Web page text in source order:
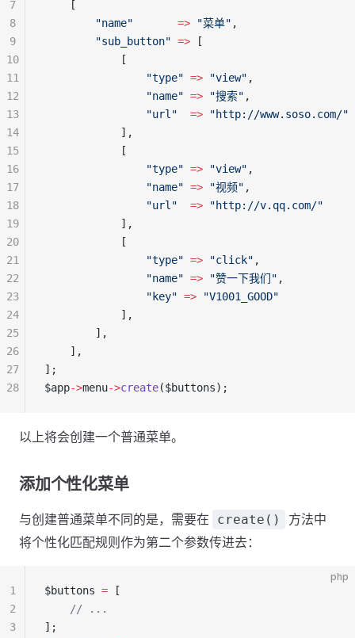
    [
        "name"
       =>
"菜单" ,
        "sub_button"
=> [
            [
                "type"
=> "view" ,
                "name"
=> "搜索" ,
                "url"
  =>
"http://www.soso.com/"
            ],
            [
                "type"
=> "view" ,
                "name"
=> "视频" ,
                "url"
  =>
"http://v.qq.com/"
            ],
            [
                "type"
=> "click" ,
                "name"
=> "赞一下我们" ,
                "key"
=> "V1001_GOOD"
            ],
        ],
    ],
];
$app->menu->create($buttons);
7
8
9
10
11
12
13
14
15
16
17
18
19
20
21
22
23
24
25
26
27
28
以上将会创建一个普通菜单。
添加个性化菜单
与创建普通菜单不同的是，需要在 create()
方法中
将个性化匹配规则作为第二个参数传进去：
php
$buttons = [
    // ...
];
1
2
3